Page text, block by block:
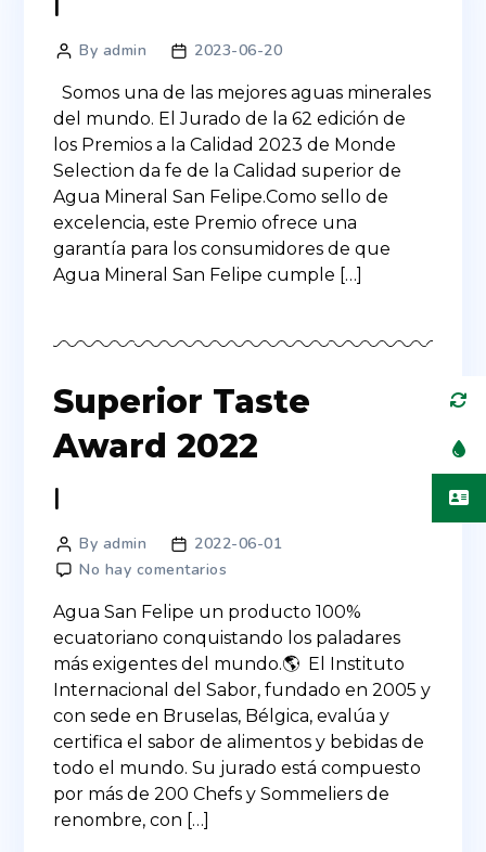
By admin 2023-06-20
Somos una de las mejores aguas minerales
del mundo. El Jurado de la 62 edición de
los Premios a la Calidad 2023 de Monde
Selection da fe de la Calidad superior de
Agua Mineral San Felipe.Como sello de
excelencia, este Premio ofrece una
garantía para los consumidores de que
Agua Mineral San Felipe cumple […]
Superior Taste
Award 2022
By admin
2022-06-01
No hay comentarios
Agua San Felipe un producto 100%
ecuatoriano conquistando los paladares
más exigentes del mundo.🌎 El Instituto
Internacional del Sabor, fundado en 2005 y
con sede en Bruselas, Bélgica, evalúa y
certifica el sabor de alimentos y bebidas de
todo el mundo. Su jurado está compuesto
por más de 200 Chefs y Sommeliers de
renombre, con […]